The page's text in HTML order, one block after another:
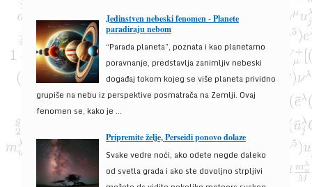
Jedinstven nebeski fenomen - Planete
paradiraju nebom
“Parada planeta”, poznata i kao planetarno
poravnanje, predstavlja zanimljiv nebeski
događaj tokom kojeg se više planeta prividno
grupiše na nebu iz perspektive posmatrača na Zemlji. Ovaj
fenomen se, kako je ...
Pripremite želje, Perseidi ponovo dolaze
Svake vedre noći, ako odete negde daleko
od svetla grada i ako ste dovoljno strpljivi